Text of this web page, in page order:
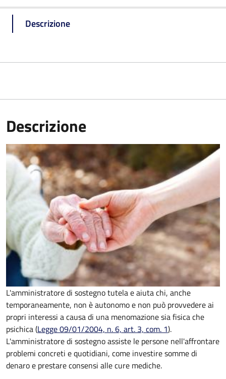
Descrizione
Descrizione
L'amministratore di sostegno tutela e aiuta chi, anche
temporaneamente, non è autonomo e non può provvedere ai
propri interessi a causa di una menomazione sia fisica che
psichica (Legge 09/01/2004, n. 6, art. 3, com. 1).
L'amministratore di sostegno assiste le persone nell'affrontare
problemi concreti e quotidiani, come investire somme di
denaro e prestare consensi alle cure mediche.